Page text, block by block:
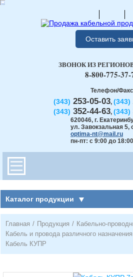
Оставить
Телефон/Факс
(343) 253-05-03, (343)
(343) 352-44-63, (343)
620046, г.
ул. Завокзальная 5,
optima-nt@mail.ru
пн-пт: с 9:00 до 18:00
ЗВОНОК ИЗ
8-800-775-37-
Каталог продукции
Главная / Продукция / Кабельно-
Кабель и провода различного назначения
Кабель КУПР